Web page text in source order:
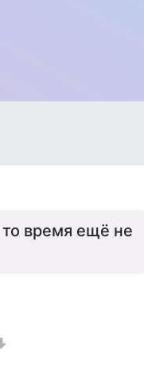
время ещё не